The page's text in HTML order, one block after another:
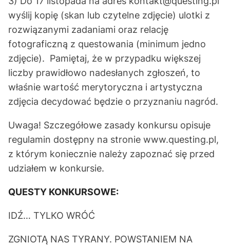
wyślij kopię (skan lub czytelne zdjęcie) ulotki z
rozwiązanymi zadaniami oraz relację
fotograficzną z questowania (minimum jedno
zdjęcie). Pamiętaj, że w przypadku większej
liczby prawidłowo nadesłanych zgłoszeń, to
właśnie wartość merytoryczna i artystyczna
zdjęcia decydować będzie o przyznaniu nagród.
Uwaga! Szczegółowe zasady konkursu opisuje
regulamin dostępny na stronie www.questing.pl,
z którym koniecznie należy zapoznać się przed
udziałem w konkursie.
QUESTY KONKURSOWE:
IDŹ… TYLKO WRÓĆ
ZGNIOTĄ NAS TYRANY. POWSTANIEM NA